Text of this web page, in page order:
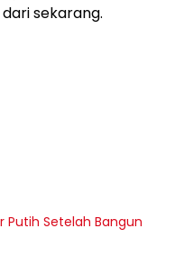
sekarang.
Putih Setelah Bangun